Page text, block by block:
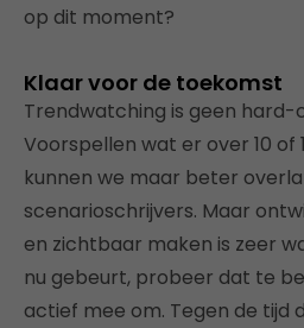
op dit moment?
Klaar voor de toekomst
Trendwatching is geen hard-
Voorspellen wat er over 10 of
kunnen we maar beter
scenarioschrijvers. Maar
en zichtbaar maken is zeer
nu gebeurt, probeer dat te
actief mee om. Tegen de tijd